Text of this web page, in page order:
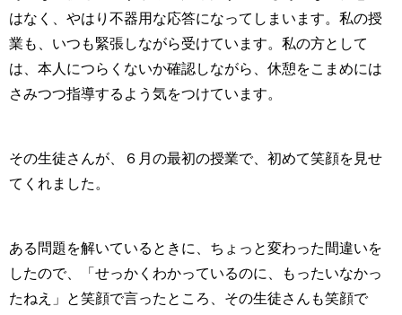
はなく、やはり不器用な応答になってしまいます。私の授
業も、いつも緊張しながら受けています。私の方として
は、本人につらくないか確認しながら、休憩をこまめには
さみつつ指導するよう気をつけています。
その生徒さんが、６月の最初の授業で、初めて笑顔を見せ
てくれました。
ある問題を解いているときに、ちょっと変わった間違いを
したので、「せっかくわかっているのに、もったいなかっ
たねえ」と笑顔で言ったところ、その生徒さんも笑顔で